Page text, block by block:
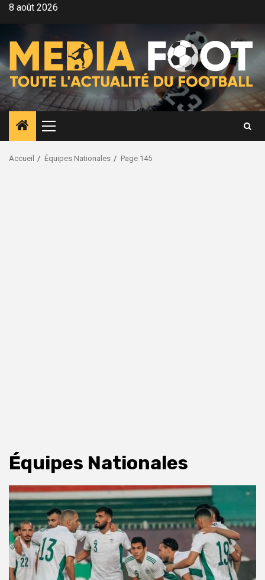
Aller8 août 2026
Menu
principal
Accueil Équipes Nationales Page 145
Équipes Nationales